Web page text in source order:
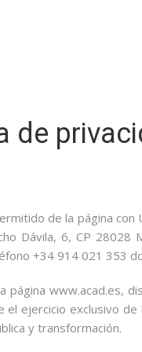
de
de la página con
Dávila, 6, CP
+34 914 021 353
página www.acad.es,
ejercicio exclusivo
y transformación.